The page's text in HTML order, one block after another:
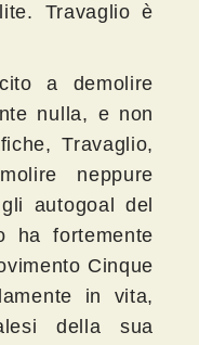
Travaglio è
a demolire
nulla, e non
Travaglio,
neppure
autogoal del
ha fortemente
Cinque
in vita,
della sua